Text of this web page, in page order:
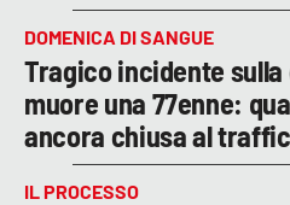
DOMENICA DI SANGUE
Tragico incidente sulla
muore una 77enne:
ancora chiusa al
IL PROCESSO